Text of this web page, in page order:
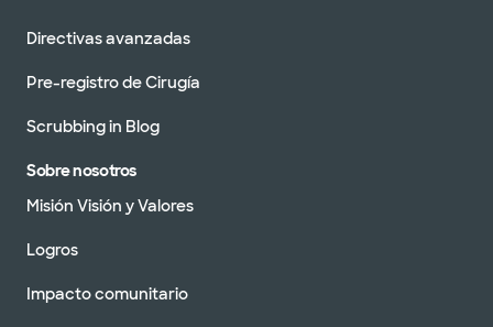
Directivas avanzadas
Pre-registro de Cirugía
Scrubbing in Blog
Sobre nosotros
Misión Visión y Valores
Logros
Impacto comunitario